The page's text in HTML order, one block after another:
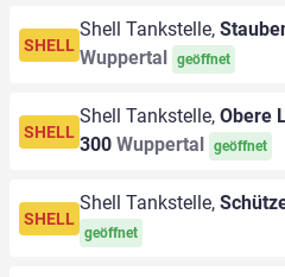
SHELL
Shell Tankstelle,
Wuppertal
geöffnet
SHELL
Shell Tankstelle, Obere
300 Wuppertal geöffnet
SHELL
Shell Tankstelle,
geöffnet